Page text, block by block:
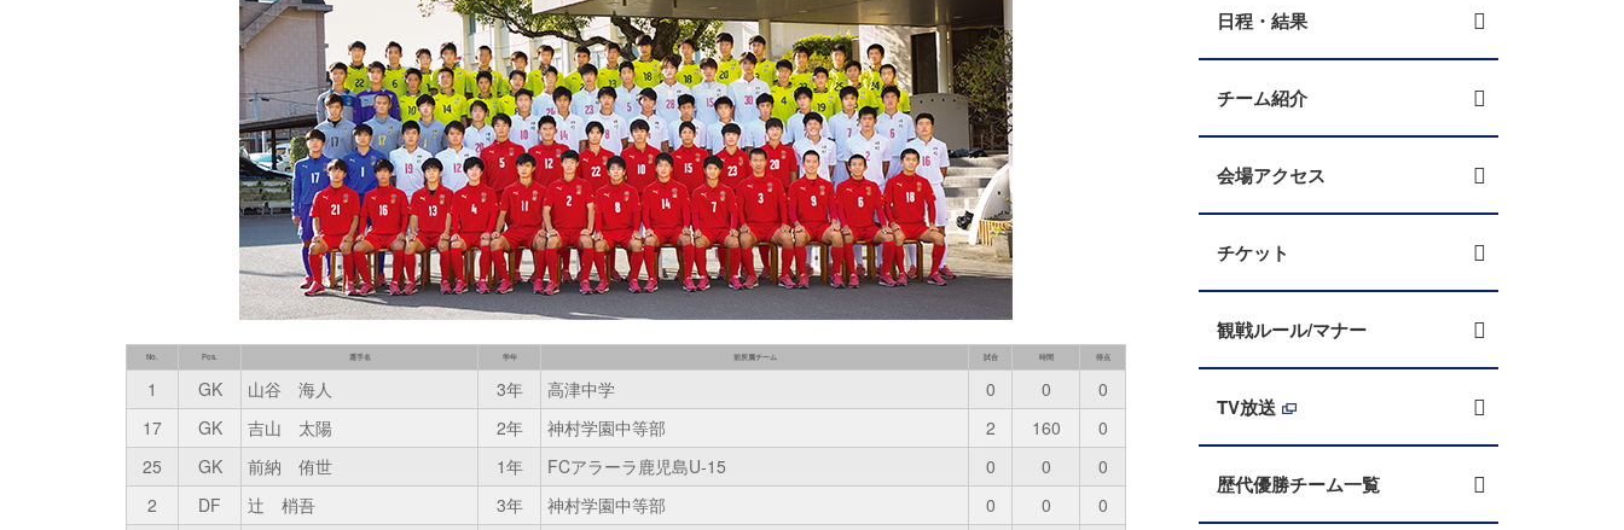
No. Pos. 選手名 学年 前所属チーム 試合 時間 得点
1 GK 山谷 海人 3年 高津中学 0 0
0
17
GK 吉山 太陽 2年 神村学園中等部 2 160
0
25
GK 前納 侑世 1年 FCアラーラ鹿児島U-15 0 0
0
2
DF 辻 梢吾 3年 神村学園中等部 0 0
0
日程・結果
チーム紹介
会場アクセス
チケット
観戦ルール/マナー
TV放送
歴代優勝チーム一覧